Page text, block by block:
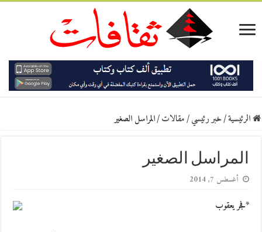
الرئيسية/خبر رئيسي/مقالات/المراسل الصغير
المراسل الصغير
أغسطس 7, 2014
*فجر يعقوب